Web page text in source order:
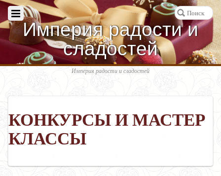
Империя радости и
сладостей
Империя радости и сладостей
КОНКУРСЫ И МАСТЕР
КЛАССЫ